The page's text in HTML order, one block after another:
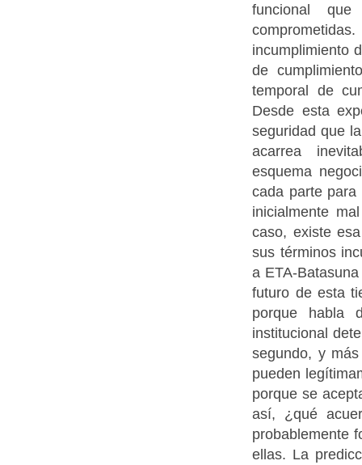
funcional
incumplimiento
de
temporal de
Desde esta
seguridad que
acarrea
esquema
cada parte para
inicialmente
caso, existe
sus términos
a ETA-
futuro de esta
porque habla
institucional
segundo, y
pueden
porque se
así, ¿qué
probablemente
ellas. La